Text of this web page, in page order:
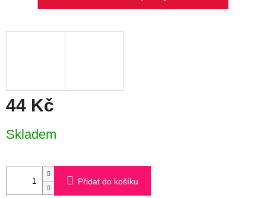
44 Kč
cena:
Skladem
Přidat do košíku